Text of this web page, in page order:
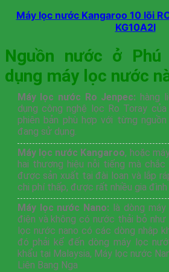
Máy lọc nước Kangaroo 10 lõi
KG10A2I
Nguồn nước ở
dụng máy lọc nước
Máy lọc nước Ro Jenpec: hàng
dụng công nghệ lọc Ro Toray
phiên bản phù hợp với từng
đang sử dụng.
Máy lọc nước Kangaroo, hoặc
hai thương hiệu nỗi tiếng mà
được sản xuất tại đài loan và lắp
chi phí thấp, được rất nhiều gia
Máy lọc nước Nano: là dòng
điện và không có nước thải bỏ như
lọc nước nano có các dòng nhập
đó phải kể đến dòng máy lọc
khẩu tại Malaysia, Máy lọc nước
Liên Bang Nga